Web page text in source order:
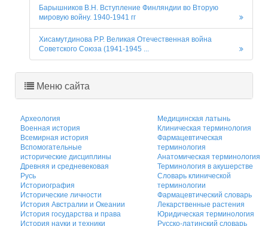
Барышников В.Н. Вступление Финляндии во Вторую
мировую войну. 1940-1941 гг
Хисамутдинова Р.Р. Великая Отечественная война
Советского Союза (1941-1945 ...
Меню сайта
Археология
Военная история
Всемирная история
Вспомогательные
исторические дисциплины
Древняя и средневековая
Русь
Историография
Исторические личности
История Австралии и Океании
История государства и права
История науки и техники
Медицинская латынь
Клиническая терминология
Фармацевтическая
терминология
Анатомическая терминология
Терминология в акушерстве
Словарь клинической
терминологии
Фармацевтический словарь
Лекарственные растения
Юридическая терминология
Русско-латинский словарь